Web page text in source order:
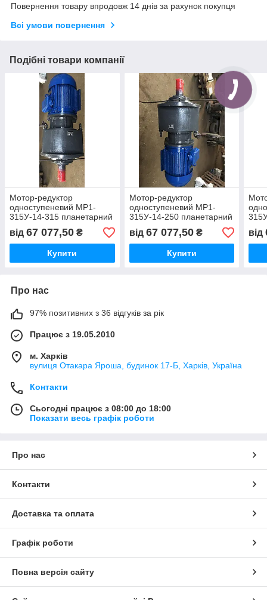
Повернення товару впродовж 14 днів за рахунок покупця
Всі умови повернення
Подібні товари компанії
Мотор-редуктор
одноступеневий МР1-
315У-14-315 планетарний
від 67 077,50 ₴
Купити
Мотор-редуктор
одноступеневий МР1-
315У-14-250 планетарний
від 67 077,50₴
Купити
від
Про нас
97% позитивних з 36 відгуків за рік
Працює з 19.05.2010
м. Харків
вулиця Отакара Яроша, будинок 17-Б, Харків, Україна
Контакти
Сьогодні працює з 08:00 до 18:00
Показати весь графік роботи
Про нас
Контакти
Доставка та оплата
Графік роботи
Повна версія сайту